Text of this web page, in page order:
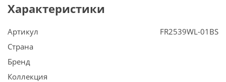
Характеристики
Артикул
Страна
Бренд
Коллекция
FR2539WL-01BS